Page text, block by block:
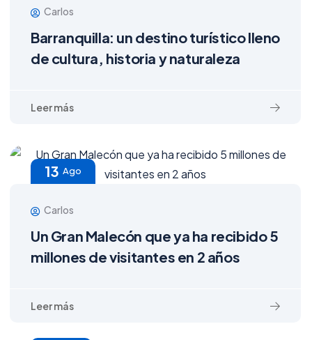
Carlos
Barranquilla: un destino turístico lleno
de cultura, historia y naturaleza
13 Ago
Carlos
Un Gran Malecón que ya ha recibido 5
millones de visitantes en 2 años